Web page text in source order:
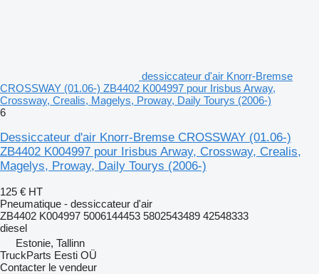
dessiccateur d'air Knorr-Bremse
CROSSWAY (01.06-) ZB4402 K004997 pour Irisbus Arway,
Crossway, Crealis, Magelys, Proway, Daily Tourys (2006-)
6
Dessiccateur d'air Knorr-Bremse CROSSWAY (01.06-)
ZB4402 K004997 pour Irisbus Arway, Crossway, Crealis,
Magelys, Proway, Daily Tourys (2006-)
125 € HT
Pneumatique - dessiccateur d'air
ZB4402 K004997 5006144453 5802543489 42548333
diesel
Estonie, Tallinn
TruckParts Eesti OÜ
Contacter le vendeur